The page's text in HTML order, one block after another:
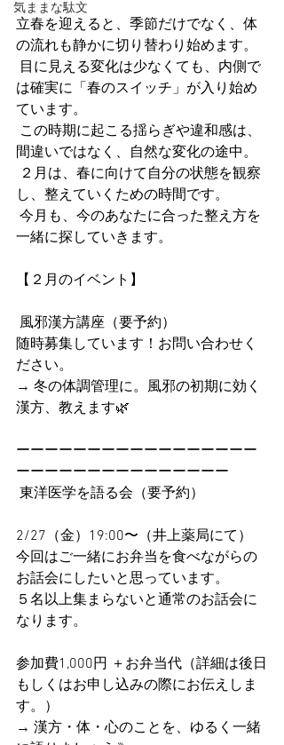
気ままな駄文
立春を迎えると、季節だけでなく、体
の流れも静かに切り替わり始めます。
は確実に「春のスイッチ」が入り始め
ています。
間違いではなく、自然な変化の途中。
し、整えていくための時間です。
一緒に探していきます。
【２月のイベント】
風邪漢方講座（要予約）
随時募集しています！お問い合わせく
ださい。
→ 冬の体調管理に。風邪の初期に効く
漢方、教えます🌿
ーーーーーーーーーーーーーーーーー
ーーーーーーーーーーーーーーー
東洋医学を語る会（要予約）
2/27（金）19:00〜（井上薬局にて）
今回はご一緒にお弁当を食べながらの
お話会にしたいと思っています。
５名以上集まらないと通常のお話会に
なります。
参加費1,000円 ＋お弁当代（詳細は後日
もしくはお申し込みの際にお伝えしま
す。）
→ 漢方・体・心のことを、ゆるく一緒